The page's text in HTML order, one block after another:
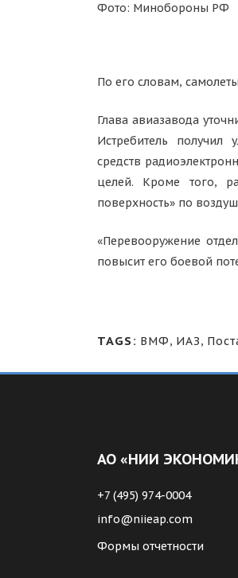
Фото: Минобороны РФ
По его словам,
Глава авиазавода
Истребитель получил
средств
целей. Кроме того,
поверхность» по
«Перевооружение
повысит его боевой
TAGS: ВМФ, ИАЗ,
АО «НИИ
+7 (495) 974-0004
info@niieap.com
Формы отчетности